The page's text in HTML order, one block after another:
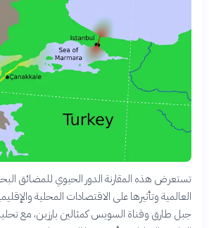
تستعرض هذه المقارنة الدور الحيوي للمضائق
العالمية وتأثيرها على الاقتصادات المحلية
جبل طارق وقناة السويس كمثالين بارزين، مع